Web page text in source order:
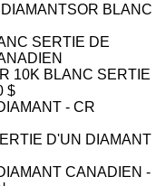
OR BLANC
10K BLANC SERTIE
$
D'UN DIAMANT